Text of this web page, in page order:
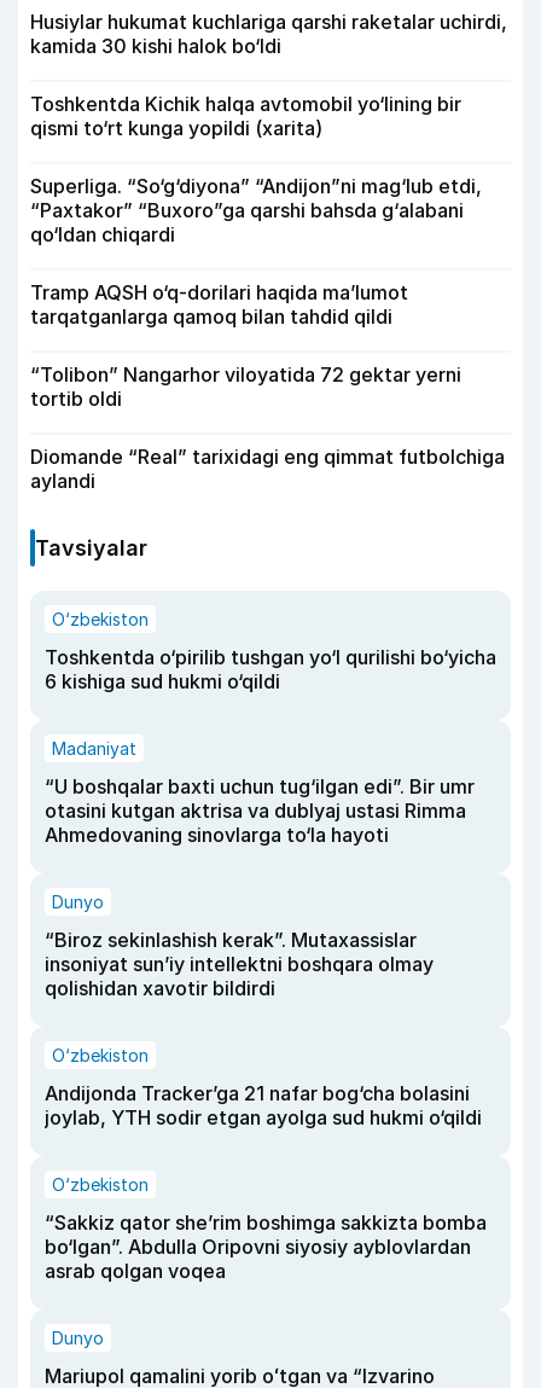
Husiylar hukumat kuchlariga qarshi raketalar uchirdi,
kamida 30 kishi halok bo‘ldi
Toshkentda Kichik halqa avtomobil yo‘lining bir
qismi to‘rt kunga yopildi (xarita)
Superliga. “So‘g‘diyona” “Andijon”ni mag‘lub etdi,
“Paxtakor” “Buxoro”ga qarshi bahsda g‘alabani
qo‘ldan chiqardi
Tramp AQSH o‘q-dorilari haqida ma’lumot
tarqatganlarga qamoq bilan tahdid qildi
“Tolibon” Nangarhor viloyatida 72 gektar yerni
tortib oldi
Diomande “Real” tarixidagi eng qimmat futbolchiga
aylandi
Tavsiyalar
O‘zbekiston
Toshkentda o‘pirilib tushgan yo‘l qurilishi bo‘yicha
6 kishiga sud hukmi o‘qildi
Madaniyat
“U boshqalar baxti uchun tug‘ilgan edi”. Bir umr
otasini kutgan aktrisa va dublyaj ustasi Rimma
Ahmedovaning sinovlarga to‘la hayoti
Dunyo
“Biroz sekinlashish kerak”. Mutaxassislar
insoniyat sun’iy intellektni boshqara olmay
qolishidan xavotir bildirdi
O‘zbekiston
Andijonda Tracker’ga 21 nafar bog‘cha bolasini
joylab, YTH sodir etgan ayolga sud hukmi o‘qildi
O‘zbekiston
“Sakkiz qator she’rim boshimga sakkizta bomba
bo‘lgan”. Abdulla Oripovni siyosiy ayblovlardan
asrab qolgan voqea
Dunyo
Mariupol qamalini yorib oʻtgan va “Izvarino